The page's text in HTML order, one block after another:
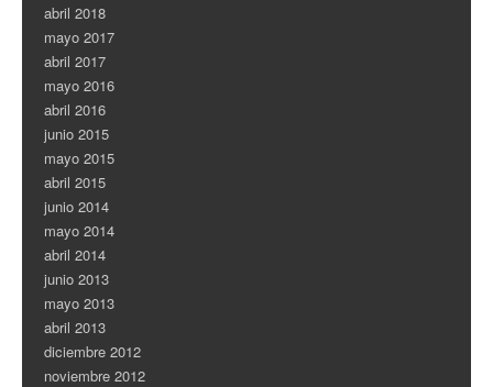
abril 2018
mayo 2017
abril 2017
mayo 2016
abril 2016
junio 2015
mayo 2015
abril 2015
junio 2014
mayo 2014
abril 2014
junio 2013
mayo 2013
abril 2013
diciembre 2012
noviembre 2012